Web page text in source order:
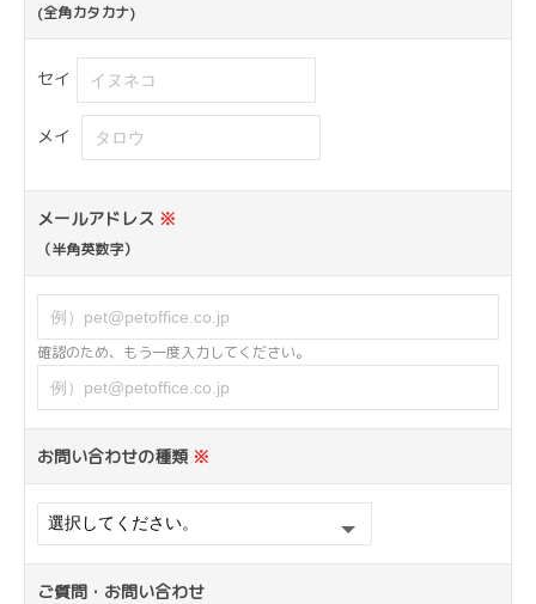
(全角カタカナ)
セイ
メイ
メールアドレス ※
（半角英数字）
確認のため、もう一度入力してください。
お問い合わせの種類 ※
ご質問・お問い合わせ